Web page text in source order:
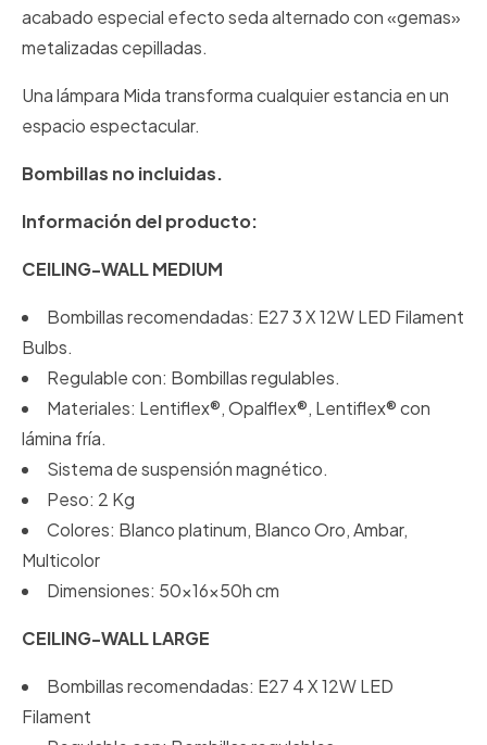
acabado especial efecto seda alternado con «gemas»
metalizadas cepilladas.
Una lámpara Mida transforma cualquier estancia en un
espacio espectacular.
Bombillas no incluidas.
Información del producto:
CEILING-WALL MEDIUM
Bombillas recomendadas: E27 3 X 12W LED Filament
Bulbs.
Regulable con: Bombillas regulables.
Materiales: Lentiflex®, Opalflex®, Lentiflex® con
lámina fría.
Sistema de suspensión magnético.
Peso: 2 Kg
Colores: Blanco platinum, Blanco Oro, Ambar,
Multicolor
Dimensiones: 50x16x50h cm
CEILING-WALL LARGE
Bombillas recomendadas: E27 4 X 12W LED
Filament